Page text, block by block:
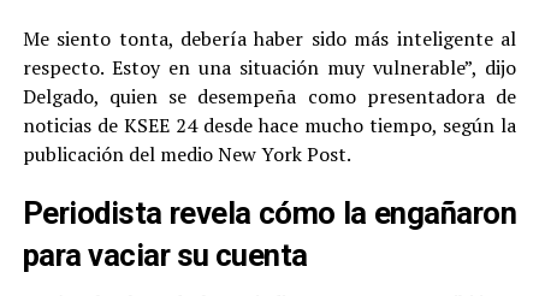
Me siento tonta, debería haber sido más inteligente al
respecto. Estoy en una situación muy vulnerable”, dijo
Delgado, quien se desempeña como presentadora de
noticias de KSEE 24 desde hace mucho tiempo, según la
publicación del medio New York Post.
Periodista revela cómo la engañaron
para vaciar su cuenta